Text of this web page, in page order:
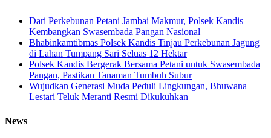
Dari Perkebunan Petani Jambai Makmur, Polsek Kandis
Kembangkan Swasembada Pangan Nasional
Bhabinkamtibmas Polsek Kandis Tinjau Perkebunan Jagung
di Lahan Tumpang Sari Seluas 12 Hektar
Polsek Kandis Bergerak Bersama Petani untuk Swasembada
Pangan, Pastikan Tanaman Tumbuh Subur
Wujudkan Generasi Muda Peduli Lingkungan, Bhuwana
Lestari Teluk Meranti Resmi Dikukuhkan
News